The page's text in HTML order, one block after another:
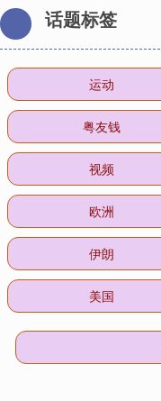
话题标签
运动
粤友钱
视频
欧洲
伊朗
美国